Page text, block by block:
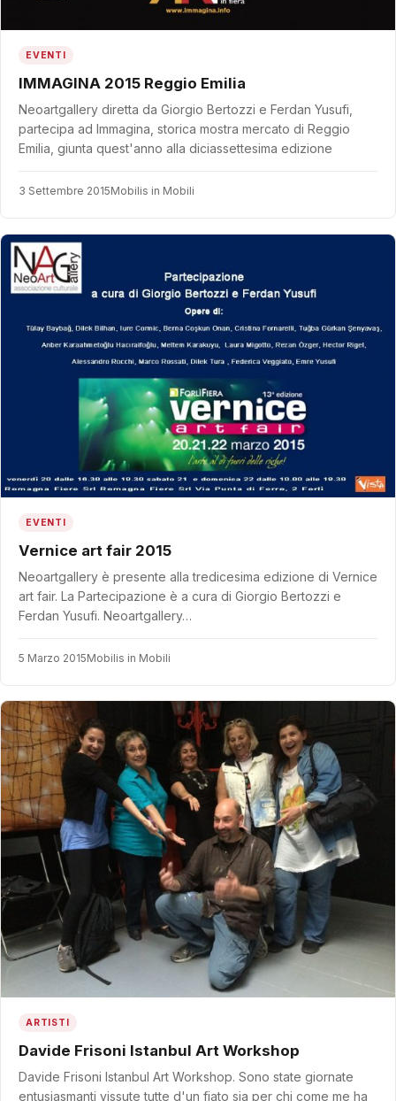
EVENTI
IMMAGINA 2015 Reggio Emilia
Neoartgallery diretta da Giorgio Bertozzi e Ferdan Yusufi,
partecipa ad Immagina, storica mostra mercato di Reggio
Emilia, giunta quest'anno alla diciassettesima edizione
3 Settembre 2015Mobilis in Mobili
EVENTI
Vernice art fair 2015
Neoartgallery è presente alla tredicesima edizione di Vernice
art fair. La Partecipazione è a cura di Giorgio Bertozzi e
Ferdan Yusufi. Neoartgallery…
5 Marzo 2015Mobilis in Mobili
ARTISTI
Davide Frisoni Istanbul Art Workshop
Davide Frisoni Istanbul Art Workshop. Sono state giornate
entusiasmanti vissute tutte d'un fiato sia per chi come me ha